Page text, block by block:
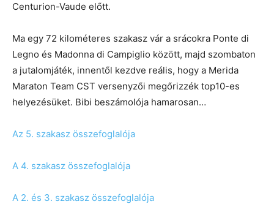
Centurion-Vaude előtt.
Ma egy 72 kilométeres szakasz vár a srácokra Ponte di
Legno és Madonna di Campiglio között, majd szombaton
a jutalomjáték, innentől kezdve reális, hogy a Merida
Maraton Team CST versenyzői megőrizzék top10-es
helyezésüket. Bibi beszámolója hamarosan…
Az 5. szakasz összefoglalója
A 4. szakasz összefoglalója
A 2. és 3. szakasz összefoglalója